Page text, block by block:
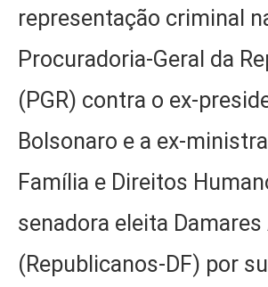
representação criminal
Procuradoria-Geral da
(PGR) contra o ex-
Bolsonaro e a ex-
Família e Direitos
senadora eleita Damares
(Republicanos-DF) por